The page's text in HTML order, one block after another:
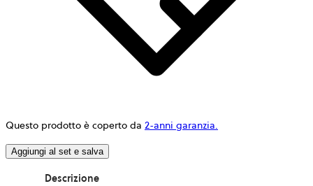
Questo prodotto è coperto da 2-anni garanzia.
Aggiungi al set e salva
Descrizione